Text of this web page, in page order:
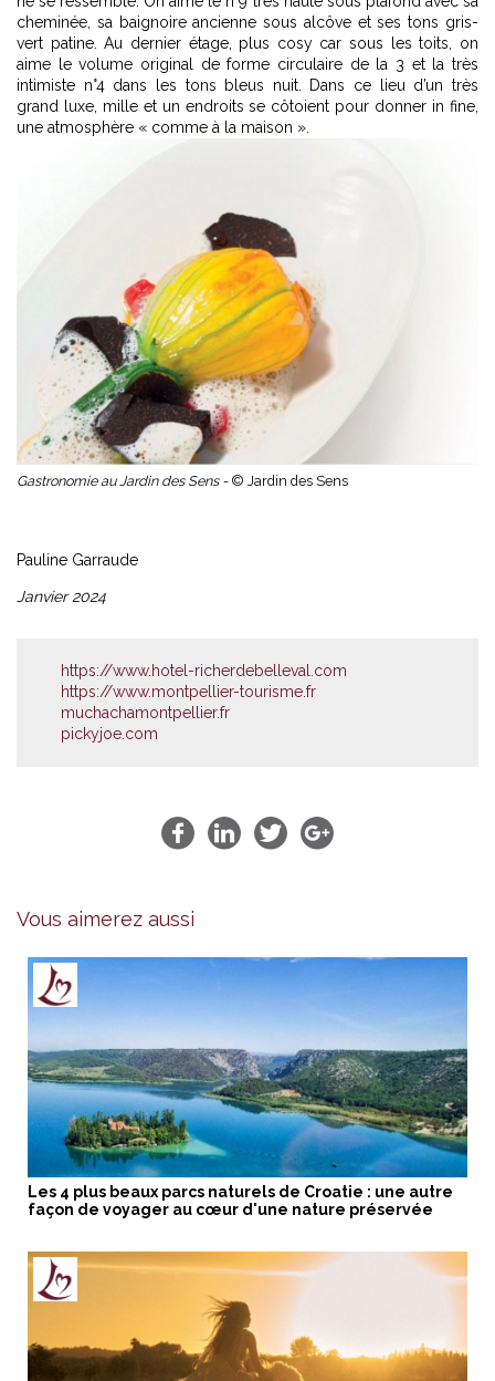
cheminée, sa baignoire ancienne sous alcôve et ses tons gris-
vert patine. Au dernier étage, plus cosy car sous les toits, on
aime le volume original de forme circulaire de la 3 et la très
intimiste n°4 dans les tons bleus nuit. Dans ce lieu d’un très
grand luxe, mille et un endroits se côtoient pour donner in fine,
une atmosphère « comme à la maison ».
Gastronomie au Jardin des Sens - © Jardin des Sens
Pauline Garraude
Janvier 2024
https://www.hotel-richerdebelleval.com
https://www.montpellier-tourisme.fr
muchachamontpellier.fr
pickyjoe.com
Vous aimerez aussi
Les 4 plus beaux parcs naturels de Croatie : une autre
façon de voyager au cœur d'une nature préservée